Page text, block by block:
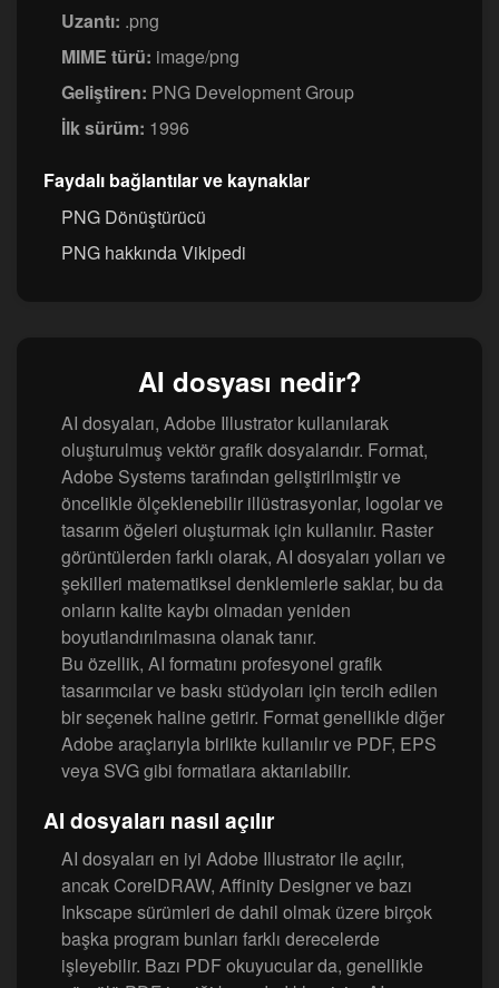
Uzantı: .png
MIME türü: image/png
Geliştiren: PNG Development Group
İlk sürüm: 1996
Faydalı bağlantılar ve kaynaklar
PNG Dönüştürücü
PNG hakkında Vikipedi
AI dosyası nedir?
AI dosyaları, Adobe Illustrator kullanılarak
oluşturulmuş vektör grafik dosyalarıdır. Format,
Adobe Systems tarafından geliştirilmiştir ve
öncelikle ölçeklenebilir illüstrasyonlar, logolar ve
tasarım öğeleri oluşturmak için kullanılır. Raster
görüntülerden farklı olarak, AI dosyaları yolları ve
şekilleri matematiksel denklemlerle saklar, bu da
onların kalite kaybı olmadan yeniden
boyutlandırılmasına olanak tanır.
Bu özellik, AI formatını profesyonel grafik
tasarımcılar ve baskı stüdyoları için tercih edilen
bir seçenek haline getirir. Format genellikle diğer
Adobe araçlarıyla birlikte kullanılır ve PDF, EPS
veya SVG gibi formatlara aktarılabilir.
AI dosyaları nasıl açılır
AI dosyaları en iyi Adobe Illustrator ile açılır,
ancak CorelDRAW, Affinity Designer ve bazı
Inkscape sürümleri de dahil olmak üzere birçok
başka program bunları farklı derecelerde
işleyebilir. Bazı PDF okuyucular da, genellikle